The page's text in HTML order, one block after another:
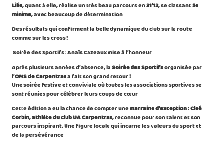
Lilie, quant à elle, réalise un très beau parcours en31'12, se classant5e
minime, avec beaucoup de détermination
Des résultats qui confirment la belle dynamique du club sur la route
comme sur les cross !
Soirée des Sportifs : Anaïs Cazeaux mise à l’honneur
Après plusieurs années d’absence, laSoirée des Sportifsorganisée par
l’OMS de Carpentrasa fait son grand retour !
Une soirée festive et conviviale où toutes les associations sportives se
sont réunies pour célébrer leurs coups de cœur
Cette édition a eu la chance de compter unemarraine d’exception:Cloé
Corbin,athlète du club UA Carpentras, reconnue pour son talent et son
parcours inspirant. Une figure locale qui incarne les valeurs du sport et
de la persévérance